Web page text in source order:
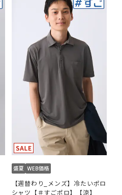
【週替わり_メンズ】冷たいポロ
シャツ【＃すごポロ】【涼】